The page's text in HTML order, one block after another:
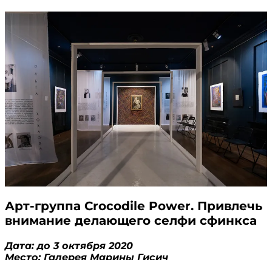
Арт-группа Crocodile Power. Привлечь
внимание делающего селфи сфинкса
Дата: до 3 октября 2020
Место: Галерея Марины Гисич